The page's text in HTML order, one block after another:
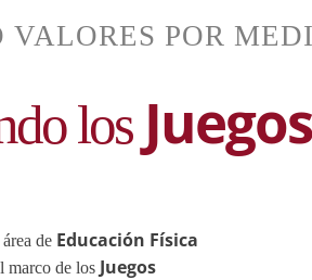
los
Educación Física
Juegos